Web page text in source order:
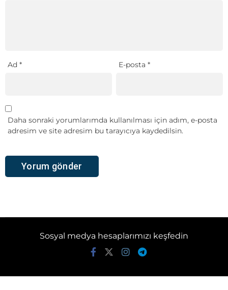
Ad * E-posta*
Daha sonraki yorumlarımda kullanılması için adım, e-posta
adresim ve site adresim bu tarayıcıya kaydedilsin.
Sosyal medya hesaplarımızı keşfedin